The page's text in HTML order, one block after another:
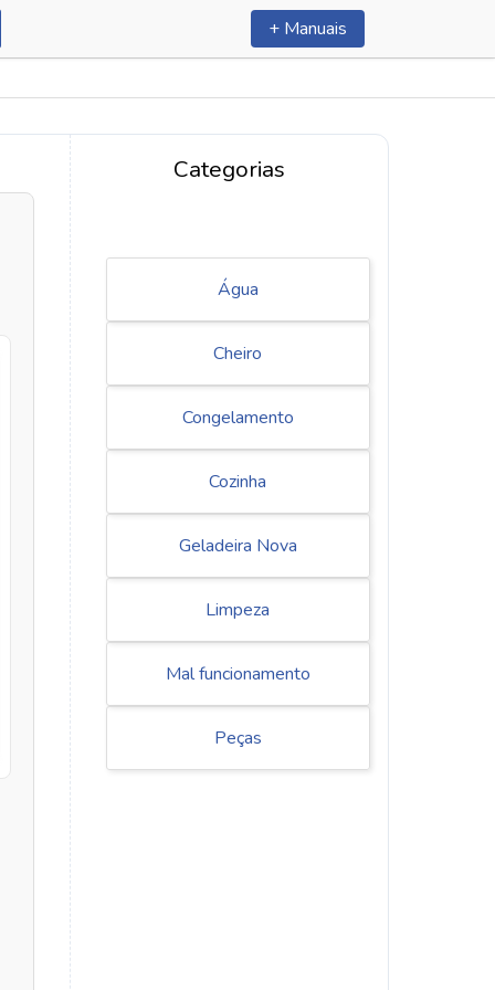
+ Manuais
Categorias
Água
Cheiro
Congelamento
Cozinha
Geladeira Nova
Limpeza
Mal funcionamento
Peças